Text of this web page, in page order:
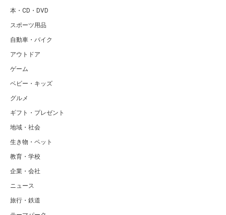
本・CD・DVD
スポーツ用品
自動車・バイク
アウトドア
ゲーム
ベビー・キッズ
グルメ
ギフト・プレゼント
地域・社会
生き物・ペット
教育・学校
企業・会社
ニュース
旅行・鉄道